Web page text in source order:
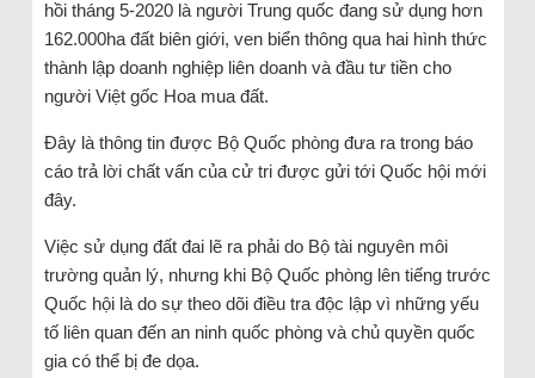
hồi tháng 5-2020 là người Trung quốc đang sử dụng hơn
162.000ha đất biên giới, ven biển thông qua hai hình thức
thành lập doanh nghiệp liên doanh và đầu tư tiền cho
người Việt gốc Hoa mua đất.
Đây là thông tin được Bộ Quốc phòng đưa ra trong báo
cáo trả lời chất vấn của cử tri được gửi tới Quốc hội mới
đây.
Việc sử dụng đất đai lẽ ra phải do Bộ tài nguyên môi
trường quản lý, nhưng khi Bộ Quốc phòng lên tiếng trước
Quốc hội là do sự theo dõi điều tra độc lập vì những yếu
tố liên quan đến an ninh quốc phòng và chủ quyền quốc
gia có thể bị đe dọa.